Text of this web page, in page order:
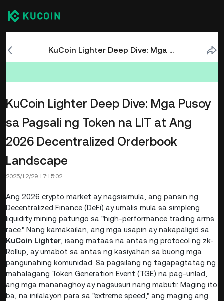
KuCoin Lighter Deep Dive: Mga Pusoy sa Pagsali ng Token na LIT at Ang 2026 Decentralized Orderbook Landscape
KuCoin Lighter Deep Dive: Mga Pusoy
sa Pagsali ng Token na LIT at Ang
2026 Decentralized Orderbook
Landscape
2025/12/29 17:15:02
Ang 2026 crypto market ay nagsisimula, ang pansin ng
Decentralized Finance (DeFi) ay umalis mula sa simpleng
liquidity mining patungo sa "high-performance trading arms
race." Nang kamakailan, ang mga usapin ay nakapaligid sa
KuCoin Lighter , isang mataas na antas ng protocol ng zk-
Rollup, ay umabot sa antas ng kasiyahan sa buong mga
pangunahing komunidad. Sa pagsilang ng tagapagtatag ng
mahalagang Token Generation Event (TGE) na pag-unlad,
ang mga mananaghoy ay nagsusuri nang mabuti: Maging ito
ba, na inilalayon para sa "extreme speed," ang maging ang